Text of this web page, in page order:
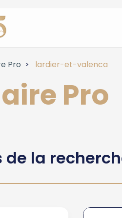
Pro lardier-et-valenca
Pro
de la